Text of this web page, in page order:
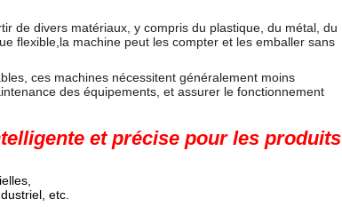
de divers matériaux, y compris du plastique, du métal, du
flexible,la machine peut les compter et les emballer sans
ces machines nécessitent généralement moins
des équipements, et assurer le fonctionnement
et précise pour les produits
etc.